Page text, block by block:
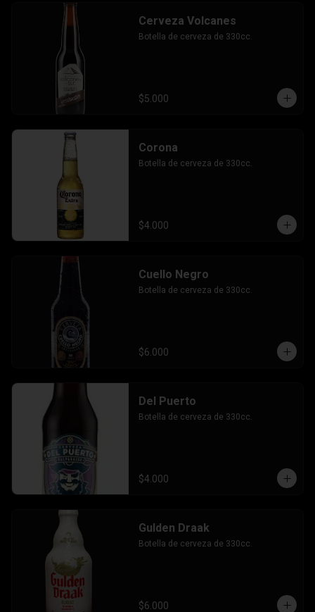
Cerveza Volcanes
Botella de cerveza de 330cc.
$5.000
Corona
Botella de cerveza de 330cc.
$4.000
Cuello Negro
Botella de cerveza de 330cc.
$6.000
Del Puerto
Botella de cerveza de 330cc.
$4.000
Gulden Draak
Botella de cerveza de 330cc.
$6.000